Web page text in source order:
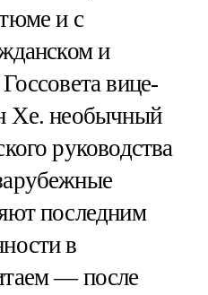
и с
и
вице-
Хе. необычный
руководства
последним
в
— после